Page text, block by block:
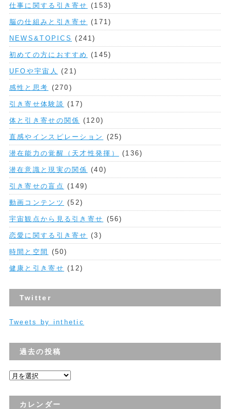
仕事に関する引き寄せ (153)
脳の仕組みと引き寄せ (171)
NEWS&TOPICS (241)
初めての方におすすめ (145)
UFOや宇宙人 (21)
感性と思考 (270)
引き寄せ体験談 (17)
体と引き寄せの関係 (120)
直感やインスピレーション (25)
潜在能力の覚醒（天才性発揮） (136)
潜在意識と現実の関係 (40)
引き寄せの盲点 (149)
動画コンテンツ (52)
宇宙観点から見る引き寄せ (56)
恋愛に関する引き寄せ (3)
時間と空間 (50)
健康と引き寄せ (12)
Twitter
Tweets by inthetic
過去の投稿
過
の
カレンダー